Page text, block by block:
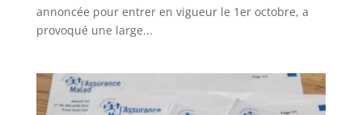
annoncée pour entrer en vigueur le 1er octobre, a
provoqué une large...